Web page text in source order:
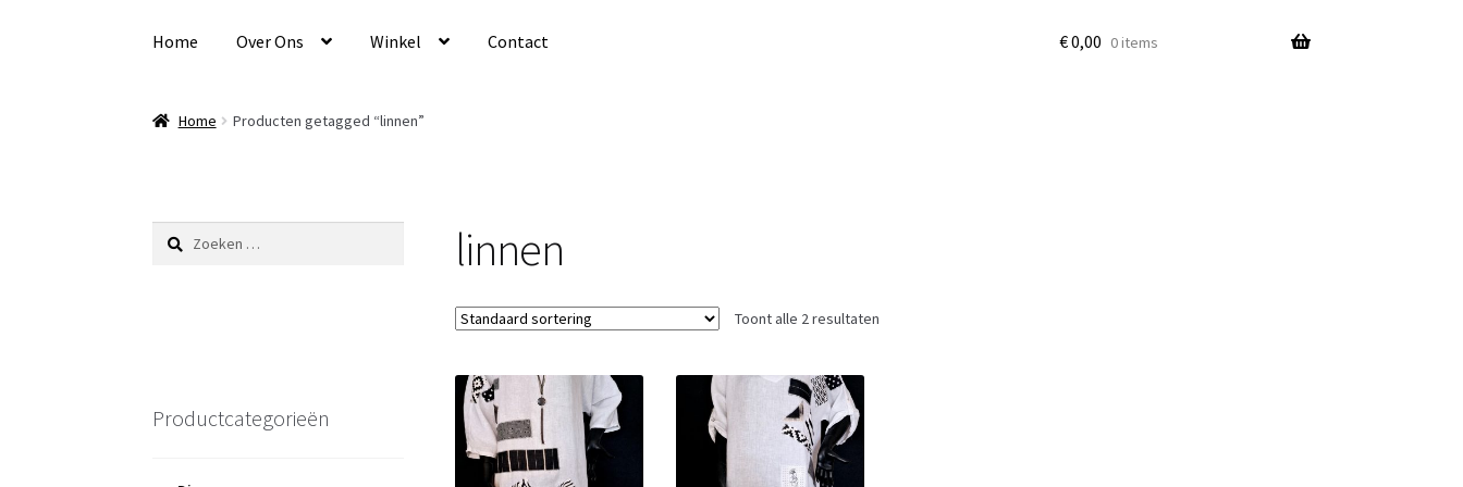
door
naar
Home Over Ons Winkel Contact €0,00 0 items
Home Producten getagged “linnen”
linnen
Toont alle 2 resultaten
Zoeken
naar:
Productcategorieën